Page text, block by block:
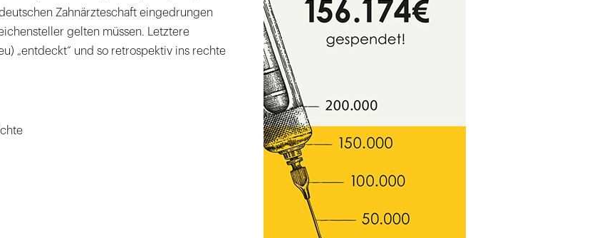
Zahnärzteschaft eingedrungen
gelten müssen. Letztere
„entdeckt“ und so retrospektiv ins rechte